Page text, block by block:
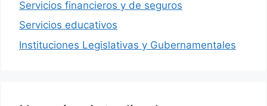
Servicios financieros y de seguros
Servicios educativos
Instituciones Legislativas y Gubernamentales